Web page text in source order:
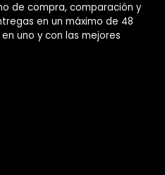
de compra, comparación y
en un máximo de 48
uno y con las mejores